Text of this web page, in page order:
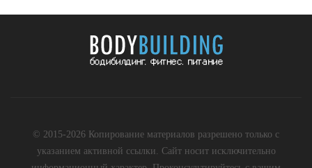
© 2015-2026 Копирование материалов разрешено только с
указанием активной ссылки. Сайт носит исключительно